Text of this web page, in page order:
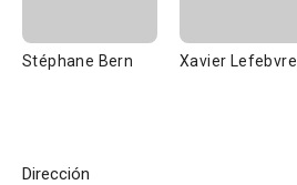
Stéphane Bern Xavier Lefebvre
Dirección